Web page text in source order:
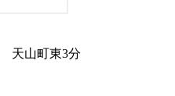
天山町東3分